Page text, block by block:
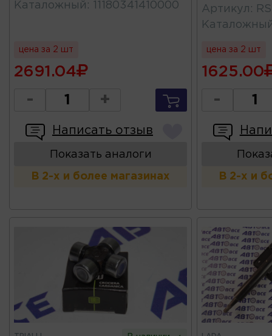
Каталожный : 11180341410000
цена за 2 шт
2691.04
- +
Написать отзыв
Показать аналоги
В 2-х и более магазинах
Артикул :
цена за 2 шт
1625.00
-
В 2-х и